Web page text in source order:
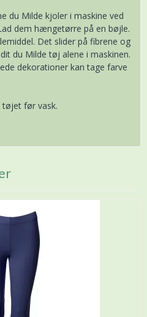
du Milde kjoler i maskine ved
dem hængetørre på en bøjle.
Det slider på fibrene og
du Milde tøj alene i maskinen.
dekorationer kan tage farve
tøjet før vask.